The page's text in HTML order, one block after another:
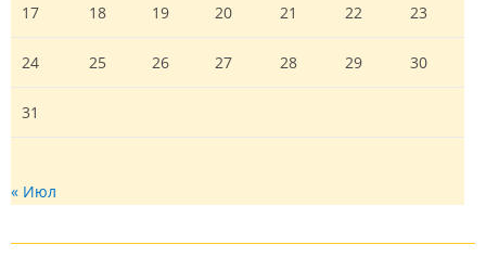
17 18 19 20 21 22 23
24 25 26 27 28 29 30
31
« Июл